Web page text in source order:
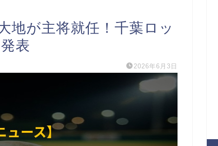
地が主将就任！千葉ロッ
表
2026年6月3日